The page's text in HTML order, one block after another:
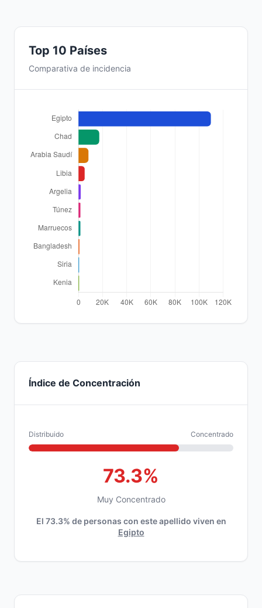
Top 10 Países
Comparativa de incidencia
Índice de Concentración
Distribuido Concentrado
73.3%
Muy Concentrado
El 73.3% de personas con este apellido viven en
Egipto